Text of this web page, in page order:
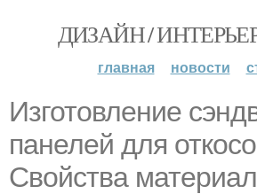
ДИЗАЙН /
главная новости
Изготовление
панелей для
Свойства